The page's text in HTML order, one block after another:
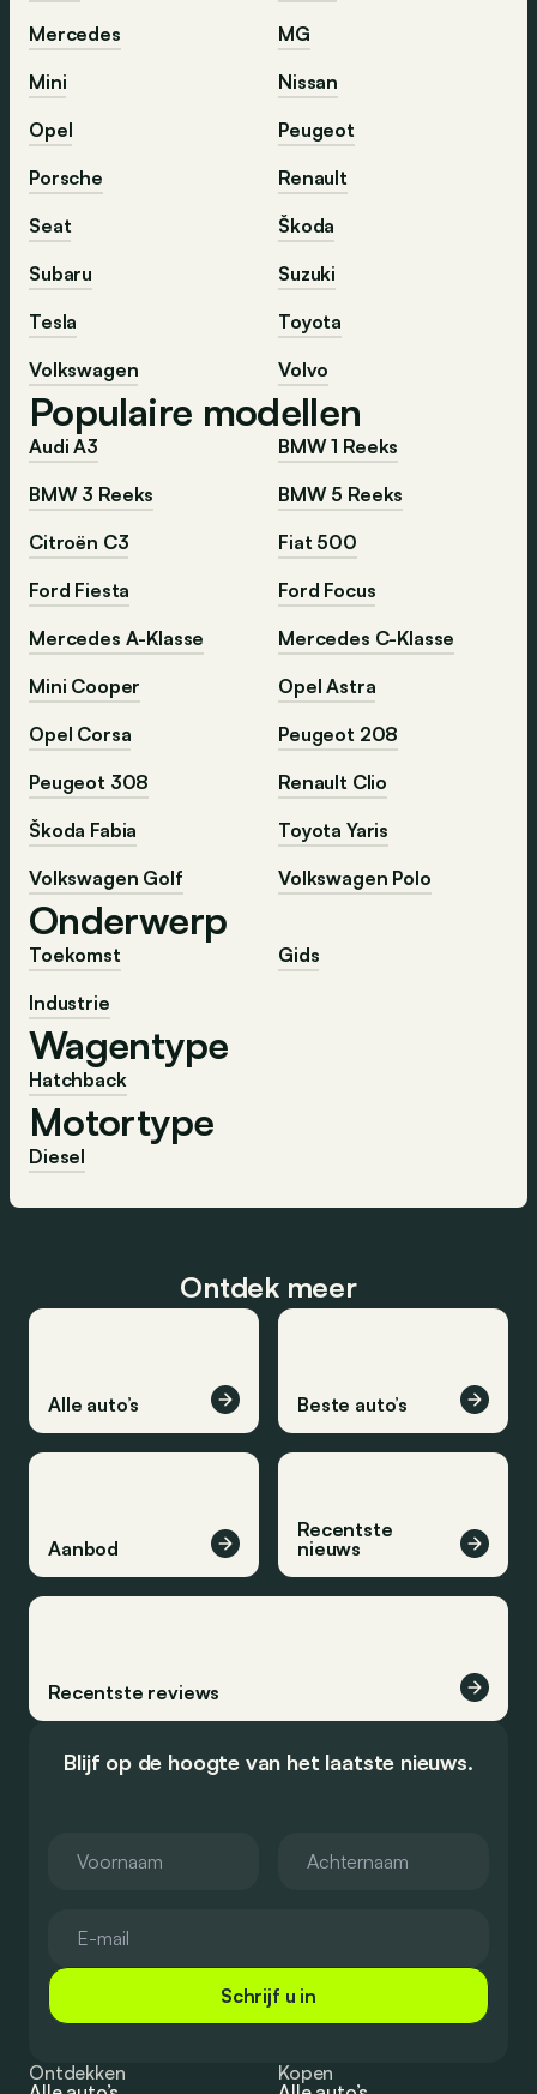
Mercedes
MG
Mini
Nissan
Opel
Peugeot
Porsche
Renault
Seat
Škoda
Subaru
Suzuki
Tesla
Toyota
Volkswagen
Volvo
Populaire modellen
Audi A3
BMW 1 Reeks
BMW 3 Reeks
BMW 5 Reeks
Citroën C3
Fiat 500
Ford Fiesta
Ford Focus
Mercedes A-Klasse
Mercedes C-Klasse
Mini Cooper
Opel Astra
Opel Corsa
Peugeot 208
Peugeot 308
Renault Clio
Škoda Fabia
Toyota Yaris
Volkswagen Golf
Volkswagen Polo
Onderwerp
Toekomst
Gids
Industrie
Wagentype
Hatchback
Motortype
Diesel
Ontdek meer
Alle auto’s Beste auto’s
Aanbod
Recentste
nieuws
Recentste reviews
Blijf op de hoogte van het laatste nieuws.
Schrijf u in
Ontdekken
Kopen